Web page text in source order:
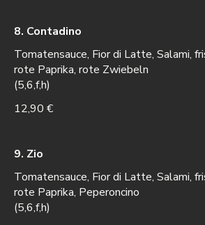
8. Contadino
Tomatensauce, Fior di Latte, Salami,
rote Paprika, rote Zwiebeln
(5,6,f,h)
12,90 €
9. Zio
Tomatensauce, Fior di Latte, Salami,
rote Paprika, Peperoncino
(5,6,f,h)